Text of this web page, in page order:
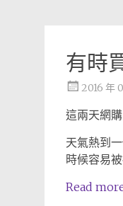
有時
2016 年
這兩天網
天氣熱到
時候容易
Read